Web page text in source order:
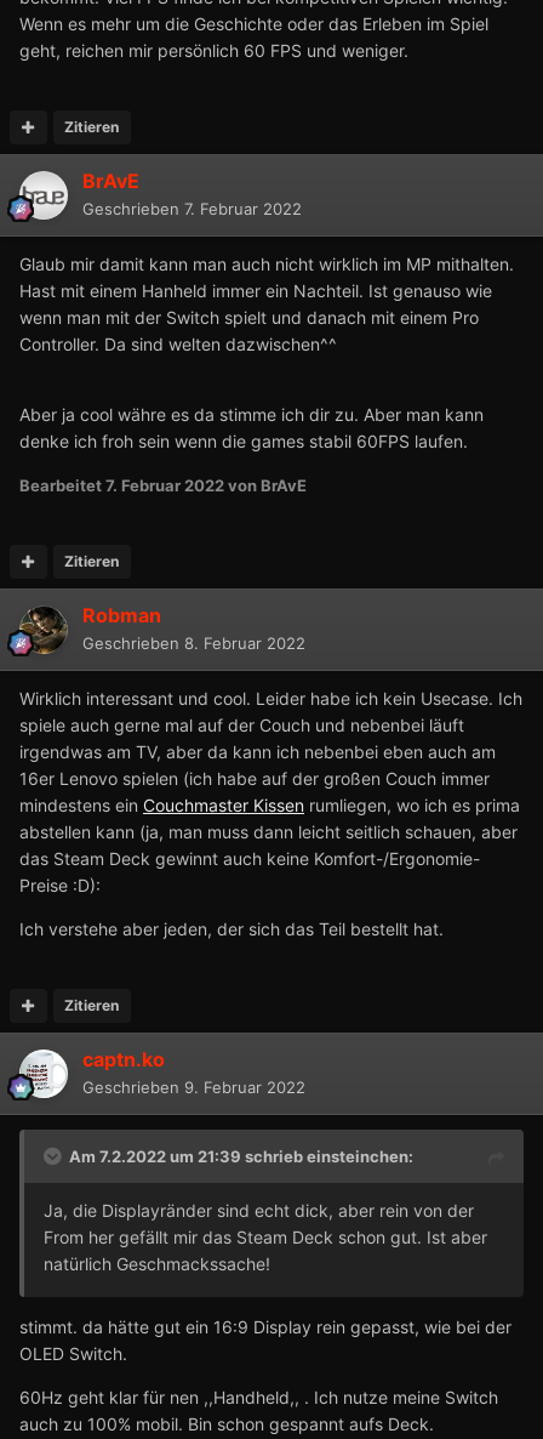
Wenn es mehr um die Geschichte oder das Erleben im Spiel
geht, reichen mir persönlich 60 FPS und weniger.
Zitieren
BrAvE
Geschrieben 7. Februar 2022
Glaub mir damit kann man auch nicht wirklich im MP mithalten.
Hast mit einem Hanheld immer ein Nachteil. Ist genauso wie
wenn man mit der Switch spielt und danach mit einem Pro
Controller. Da sind welten dazwischen^^
Aber ja cool währe es da stimme ich dir zu. Aber man kann
denke ich froh sein wenn die games stabil 60FPS laufen.
Bearbeitet7. Februar 2022von BrAvE
Zitieren
Robman
Geschrieben 8. Februar 2022
Wirklich interessant und cool. Leider habe ich kein Usecase. Ich
spiele auch gerne mal auf der Couch und nebenbei läuft
irgendwas am TV, aber da kann ich nebenbei eben auch am
16er Lenovo spielen (ich habe auf der großen Couch immer
mindestens ein Couchmaster Kissen rumliegen, wo ich es prima
abstellen kann (ja, man muss dann leicht seitlich schauen, aber
das Steam Deck gewinnt auch keine Komfort-/Ergonomie-
Preise :D):
Ich verstehe aber jeden, der sich das Teil bestellt hat.
Zitieren
captn.ko
Geschrieben 9. Februar 2022
Am 7.2.2022 um 21:39 schriebeinsteinchen:
Ja, die Displayränder sind echt dick, aber rein von der
From her gefällt mir das Steam Deck schon gut. Ist aber
natürlich Geschmackssache!
stimmt. da hätte gut ein 16:9 Display rein gepasst, wie bei der
OLED Switch.
60Hz geht klar für nen ,,Handheld,, . Ich nutze meine Switch
auch zu 100% mobil. Bin schon gespannt aufs Deck.